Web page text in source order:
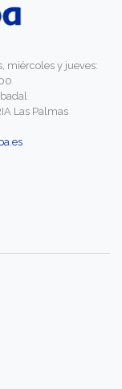
miércoles y jueves:
Las Palmas